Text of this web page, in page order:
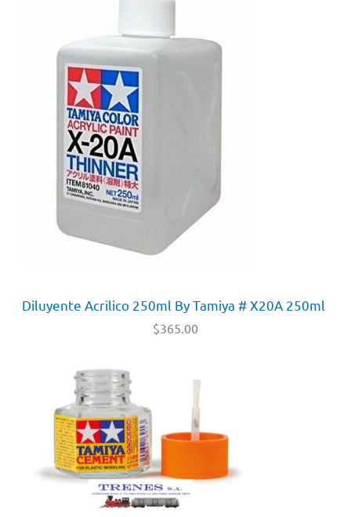
Diluyente Acrilico 250ml By Tamiya # X20A 250ml
$365.00